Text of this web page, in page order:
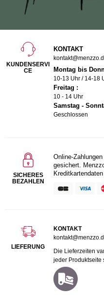
KUNDENSERVI
CE
KONTAKT
Montag bis
10-13 Uhr / 14-18
Freitag :
10 - 14 Uhr
Samstag -
Geschlossen
SICHERES
BEZAHLEN
Online-
gesichert.
LIEFERUNG
KONTAKT
Die Lieferzeiten
jeder Produktseite